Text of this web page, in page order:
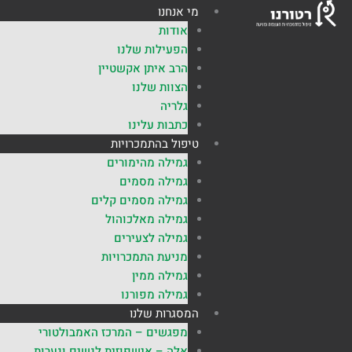
דילוג
לתוכן
מי אנחנו
אודות
הפעילות שלנו
הרב איתן אקשטיין
הצוות שלנו
גלריה
כתבות עלינו
טיפול בהתמכרויות
גמילה מהימורים
גמילה מסמים
גמילה מסמים קלים
גמילה מאלכוהול
גמילה לצעירים
מניעת התמכרויות
גמילה ממין
גמילה מפורנו
המסגרות שלנו
מפגשים – המרכז האמבולטורי